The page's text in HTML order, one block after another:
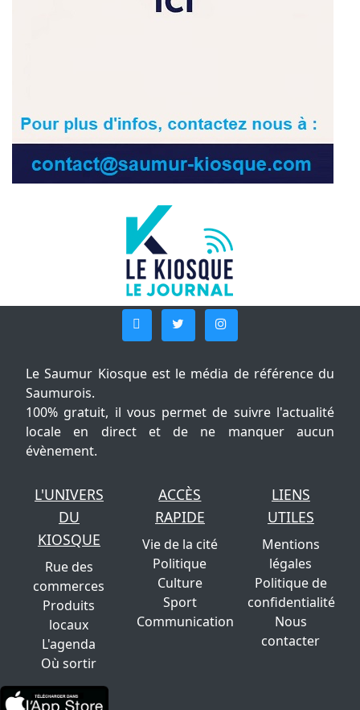
Le Saumur Kiosque est le média de référence du
Saumurois.
100% gratuit, il vous permet de suivre l'actualité
locale en direct et de ne manquer aucun
évènement.
L'UNIVERS
DU
KIOSQUE
Rue des
commerces
Produits
locaux
L'agenda
Où sortir
ACCÈS
RAPIDE
Vie de la cité
Politique
Culture
Sport
Communication
LIENS
UTILES
Mentions
légales
Politique de
confidentialité
Nous
contacter